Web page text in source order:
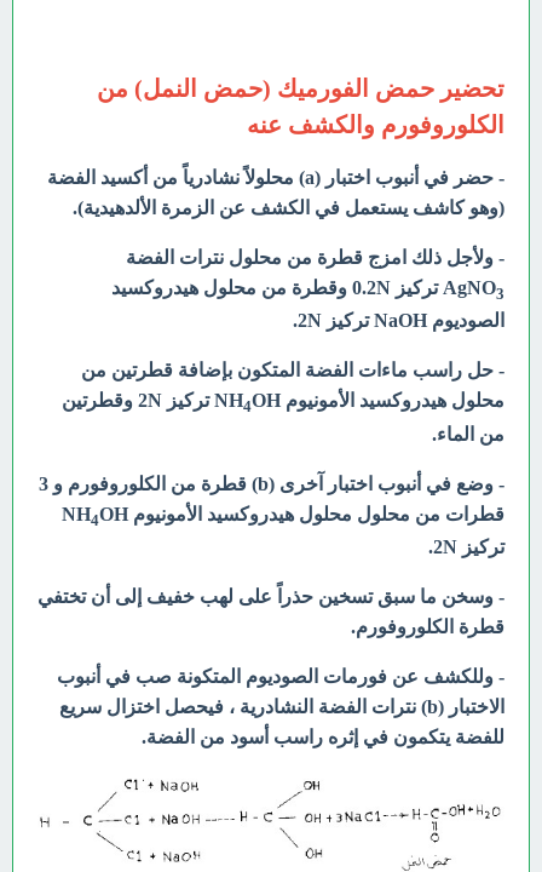
تحضير حمض الفورميك (حمض النمل) من
الكلوروفورم والكشف عنه
- حضر في أنبوب اختبار (a) محلولاً نشادرياً من أكسيد الفضة
(وهو كاشف يستعمل في الكشف عن الزمرة الألدهيدية).
- ولأجل ذلك امزج قطرة من محلول نترات الفضة
AgNO3
تركيز 0.2N وقطرة من محلول هيدروكسيد
الصوديوم NaOH تركيز 2N.
- حل راسب ماءات الفضة المتكون بإضافة قطرتين من
محلول هيدروكسيد الأمونيوم NH
4
OH تركيز 2N وقطرتين
من الماء.
- وضع في أنبوب اختبار آخرى (b) قطرة من الكلوروفورم و 3
قطرات من محلول محلول هيدروكسيد الأمونيوم NH
4OH
تركيز 2N.
- وسخن ما سبق تسخين حذراً على لهب خفيف إلى أن تختفي
قطرة الكلوروفورم.
- وللكشف عن فورمات الصوديوم المتكونة صب في أنبوب
الاختبار (b) نترات الفضة النشادرية ، فيحصل اختزال سريع
للفضة يتكمون في إثره راسب أسود من الفضة.